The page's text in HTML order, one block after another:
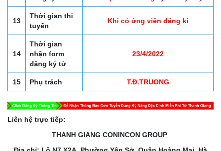
13
Thời gian thi
tuyển
Khi có ứng viên đăng kí
14
Thời gian
nhận form
đăng ký từ
23/4/2022
15 Phụ trách T.Đ.TRUONG
Liên hệ trực tiếp:
THANH GIANG CONINCON GROUP